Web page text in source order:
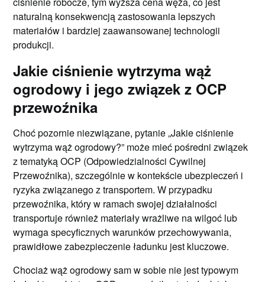
naturalną konsekwencją zastosowania lepszych
materiałów i bardziej zaawansowanej technologii
produkcji.
Jakie ciśnienie wytrzyma wąż
ogrodowy i jego związek z OCP
przewoźnika
Choć pozornie niezwiązane, pytanie „Jakie ciśnienie
wytrzyma wąż ogrodowy?” może mieć pośredni związek
z tematyką OCP (Odpowiedzialności Cywilnej
Przewoźnika), szczególnie w kontekście ubezpieczeń i
ryzyka związanego z transportem. W przypadku
przewoźnika, który w ramach swojej działalności
transportuje również materiały wrażliwe na wilgoć lub
wymaga specyficznych warunków przechowywania,
prawidłowe zabezpieczenie ładunku jest kluczowe.
Chociaż wąż ogrodowy sam w sobie nie jest typowym